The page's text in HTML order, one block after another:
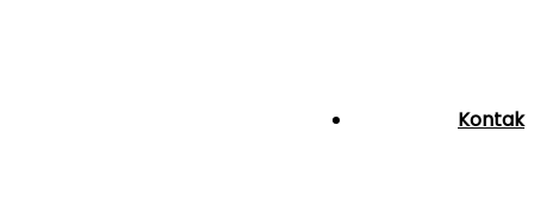
Kontak